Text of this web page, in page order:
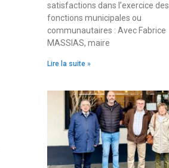
satisfactions dans l’exercice des
fonctions municipales ou
communautaires : Avec Fabrice
MASSIAS, maire
Lire la suite »